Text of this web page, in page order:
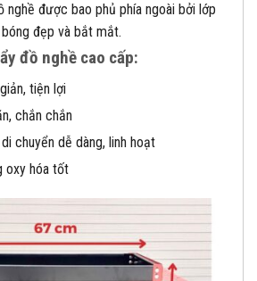
nghề được bao phủ phía ngoài bởi lớp
đẹp và bắt mắt.
đồ nghề cao cấp:
tiện lợi
chắn chắn
chuyển dễ dàng, linh hoạt
oxy hóa tốt